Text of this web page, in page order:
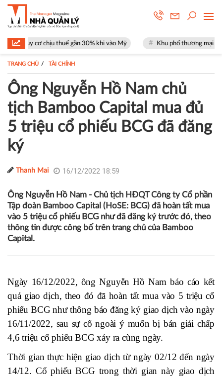
chịu thuế gần 30% khi vào Mỹ Khu phố thương mại SOHO tại The
TRANG CHỦ TÀI CHÍNH
Ông Nguyễn Hồ Nam chủ
tịch Bamboo Capital mua đủ
5 triệu cổ phiếu BCG đã đăng
ký
Thanh Mai 16/12/2022 18:59
Ông Nguyễn Hồ Nam - Chủ tịch HĐQT Công ty Cổ phần
Tập đoàn Bamboo Capital (HoSE: BCG) đã hoàn tất mua
vào 5 triệu cổ phiếu BCG như đã đăng ký trước đó, theo
thông tin được công bố trên trang chủ của Bamboo
Capital.
Ngày 16/12/2022, ông Nguyễn Hồ Nam báo cáo kết
quả giao dịch, theo đó đã hoàn tất mua vào 5 triệu cổ
phiếu BCG như thông báo đăng ký giao dịch vào ngày
16/11/2022, sau sự cố ngoài ý muốn bị bán giải chấp
4,6 triệu cổ phiếu BCG xảy ra cùng ngày.
Thời gian thực hiện giao dịch từ ngày 02/12 đến ngày
14/12. Cổ phiếu BCG trong thời gian này giao dịch